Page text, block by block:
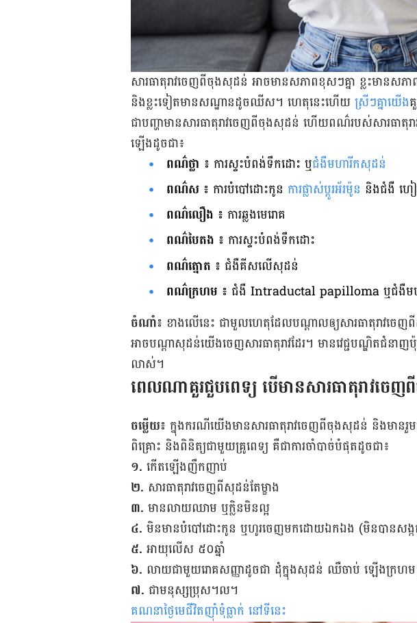
សារធាតុ​រាវ​ចេញ​ពី​ចុង​សុដន់ អាច​មាន​សភាព​ខុស​ៗ​គ្នា ខ្លះ​មាន​សភ
និង​ខ្លះ​ទៀត​មាន​សណ្ឋាន​ដូច​ឈីស។ ហេតុ​នេះ​ហើយស្រីៗគ្នា​យើង
ជា​បញ្ហា​មាន​សារធាតុ​រាវ​ចេញ​ពី​ចុង​សុដន់ ហើយ​ពណ៌​របស់​សារធាតុ​
ឡើង​ដូច​ជា៖
ពណ៌​ថ្លា ៖ ការ​ស្ទះ​បំពង់​ទឹក​ដោះ ឬ​ជំងឺ​មហារីក​សុដន់
ពណ៌​ស ៖ ការ​បំបៅ​ដោះ​កូន ការ​ផ្លាស់​ប្ដូរ​អ័រម៉ូន និង​ជំងឺ ហៀ
ពណ៌​លឿង ៖ ការ​ឆ្លង​មេរោគ
ពណ៌​បៃតង ៖ ការ​ស្ទះ​បំពង់​ទឹក​ដោះ
ពណ៌​ត្នោត ៖ ជំងឺ​គីស​លើ​សុដន់
ពណ៌​ក្រហម ៖ ជំងឺ Intraductal papilloma ឬ​ជំងឺ​ម
ចំណាំ៖ ខាង​លើ​នេះ ជា​មួល​ហេតុ​ដែល​បណ្ដាល​ឲ្យ​សារធាតុ​រាវ​ច
អាច​បណ្ដា​សុដន់​យើង​ចេញ​សារធាតុ​រាវ​ដែរ។ មាន​វេជ្ជបណ្ឌិត​ជំ
លាស់។
ពេល​ណា​គួរ​ជួប​ពេទ្យ​ បើ​មាន​សារធាតុ​រាវ​ចេ
ចម្លើយ៖ ក្នុង​ករណី​យើង​មាន​សារធាតុ​រាវ​ចេញ​ពី​ចុង​សុដន់ និង​មាន​រួ
ពិគ្រោះ និង​ពិនិត្យ​ជាមួយ​គ្រូពេទ្យ គឺ​ជា​ការ​ចាំ​បាច់​បំផុត​ដូច​ជា៖
១. កើត​ឡើង​ញឹក​ញាប់
២. សារធាតុ​រាវ​ចេញ​ពី​សុដន់​តែ​ម្ខាង
៣. មាន​លាយ​ឈាម ឬ​ក្លិន​មិន​ល្អ
៤. មិន​មាន​បំបៅ​ដោះ​កូន ឬ​ហូរ​ចេញ​មក​ដោយ​ឯក​ឯង (មិន​បាន​សង្ក
៥. អាយុ​លើស​ ៥០ឆ្នាំ
៦. លាយ​ជាមួយ​​រោគ​សញ្ញា​ដូច​ជា ដុំ​ក្នុង​សុដន់ ឈឺ​ចាប់ ឡើង​ក្រហ
៧. ជា​មនុស្ស​ប្រុស។ល។
គណនាថ្ងៃមេជីវិតញ៉ាំទុំធ្លាក់ នៅទីនេះ